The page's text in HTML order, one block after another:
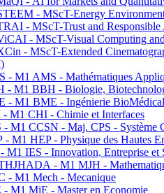
- MScT-Energy
- MScT-Trust and Responsible
- MScT-Visual Computing
- MScT-Extended
- M1 AMS - Mathématiques
- M1 BBH - Biologie,
- M1 BME - Ingénierie
M1 CHI - Chimie et Interfaces
- M1 CCSN - Maj. CPS - Système
- M1 HEP - Physique des Hautes
M1 IES - Innovation, Entreprise et
- M1 MJH -
- M1 Mech - Mecanique
M1 MiE - Master en Economie